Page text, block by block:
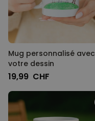
Mug personnalisé avec
votre dessin
19,99 CHF